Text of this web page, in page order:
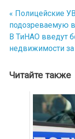
Навигация
по
записям
« Полицейские
подозреваемую
В ТиНАО введут
недвижимости за
Читайте также